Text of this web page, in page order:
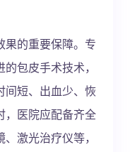
果的重要保障。专
包皮手术技术，
间短、出血少、恢
，医院应配备齐全
激光治疗仪等，